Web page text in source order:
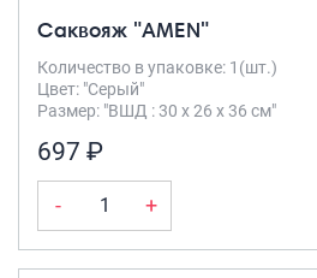
Саквояж "AMEN"
Количество в упаковке: 1(шт.)
Цвет: "Серый"
Размер: "ВШД : 30 х 26 х 36 см"
697 ₽
- +